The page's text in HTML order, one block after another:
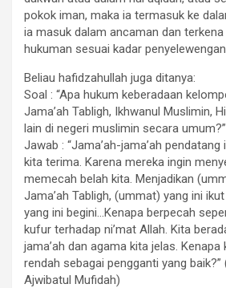
pokok iman, maka ia termasuk ke
ia masuk dalam ancaman dan
hukuman sesuai kadar
Beliau hafidzahullah juga ditanya:
Soal : “Apa hukum keberadaan
Jama’ah Tabligh, Ikhwanul Muslimin,
lain di negeri muslimin secara umum?”
Jawab : “Jama’ah-jama’ah
kita terima. Karena mereka ingin
memecah belah kita. Menjadikan
Jama’ah Tabligh, (ummat) yang ini
yang ini begini…Kenapa berpecah
kufur terhadap ni’mat Allah. Kita
jama’ah dan agama kita jelas.
rendah sebagai pengganti yang baik?”
Ajwibatul Mufidah)